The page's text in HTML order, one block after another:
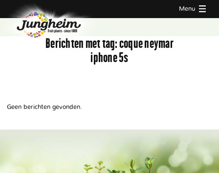
Menu
Berichten met tag:coque neymar
iphone 5s
Geen berichten gevonden.